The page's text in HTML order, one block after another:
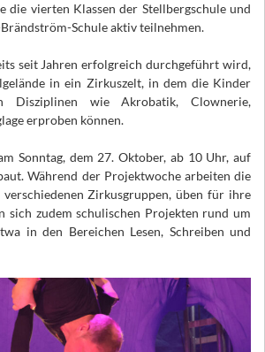
die vierten Klassen der Stellbergschule und
Schule aktiv teilnehmen.
seit Jahren erfolgreich durchgeführt wird,
in ein Zirkuszelt, in dem die Kinder
Disziplinen wie Akrobatik, Clownerie,
erproben können.
Sonntag, dem 27. Oktober, ab 10 Uhr, auf
Während der Projektwoche arbeiten die
Zirkusgruppen, üben für ihre
zudem schulischen Projekten rund um
in den Bereichen Lesen, Schreiben und